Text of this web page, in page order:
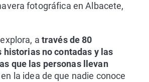
fotográfica en Albacete,
a través de 80
historias no contadas y las
que las personas llevan
la idea de que nadie conoce